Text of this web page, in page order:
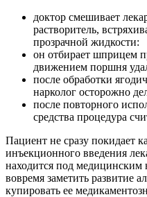
доктор смешивает
растворитель,
прозрачной жидкости:
он отбирает шприцем
движением поршня
после обработки
нарколог осторожно
после повторного
средства процедура
Пациент не сразу покидает
инъекционного введения
находится под медицинским
вовремя заметить развитие
купировать ее